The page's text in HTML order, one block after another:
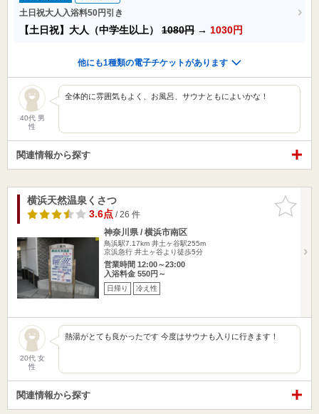
土日祝大人入浴料50円引き
【土日祝】大人（中学生以上） 1080円 → 1030円
他にも1種類の電子チケットがあります
40代 男
性
全体的に雰囲気もよく、お風呂、サウナともによいかな！
関連情報から探す
お気に入
りに追加
横浜天然温泉くさつ
3.6点/ 26 件
神奈川県 / 横浜市南区
鳥浜駅7.17km 井土ヶ谷駅255m
京浜急行 井土ヶ谷より徒歩5分
営業時間 12:00～23:00
入浴料金 550円～
日帰り 冷え性
20代 女
性
熱湯がとても良かったです 今度はサウナも入りに行きます！
関連情報から探す